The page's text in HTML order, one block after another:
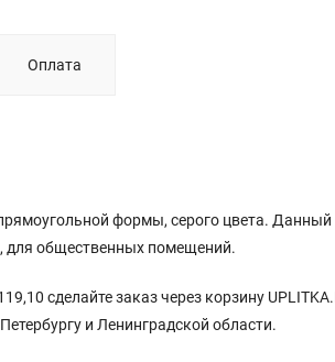
Оплата
формы, серого цвета. Данный
для общественных помещений.
сделайте заказ через корзину
и Ленинградской области.